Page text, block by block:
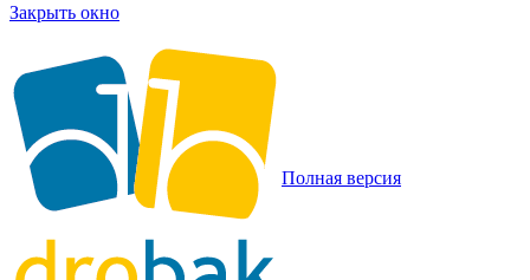
Закрыть окно
Полная версия